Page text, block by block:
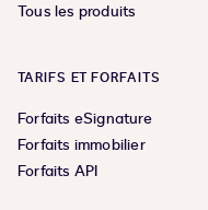
Tous les produits
TARIFS ET FORFAITS
Forfaits eSignature
Forfaits immobilier
Forfaits API